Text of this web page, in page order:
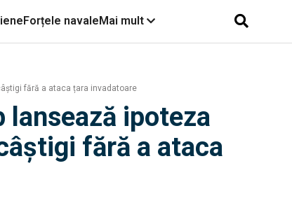
Forțele navaleMai mult
fără a ataca țara invadatoare
lansează ipoteza
fără a ataca